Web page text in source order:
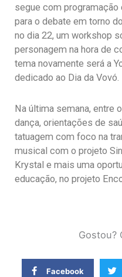
segue com programação
para o debate em torno
no dia 22, um workshop
personagem na hora de
tema novamente será a
dedicado ao Dia da Vovó.
Na última semana, entre
dança, orientações de
tatuagem com foco na
musical com o projeto
Krystal e mais uma
educação, no projeto
Gostou?
Facebook